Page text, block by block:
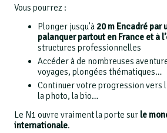
Vous pourrez :
Plonger jusqu’à 20 m Encadré par
palanquer partout en France et à
structures professionnelles
Accéder à de nombreuses
voyages, plongées thématiques…
Continuer votre progression vers
la photo, la bio…
Le N1 ouvre vraiment la porte sur le
internationale.